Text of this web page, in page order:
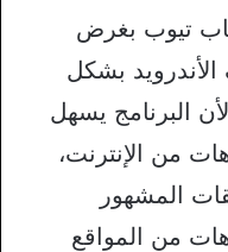
تيوب بغرض
بشكل
البرنامج يسهل
من الإنترنت،
المشهور
من المواقع